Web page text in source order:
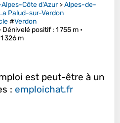
Côte d'Azur>Alpes-de-
Palud-sur-Verdon
#Verdon
Dénivelé positif: 1 755 m •
326 m
est peut-être à un
: emploichat.fr